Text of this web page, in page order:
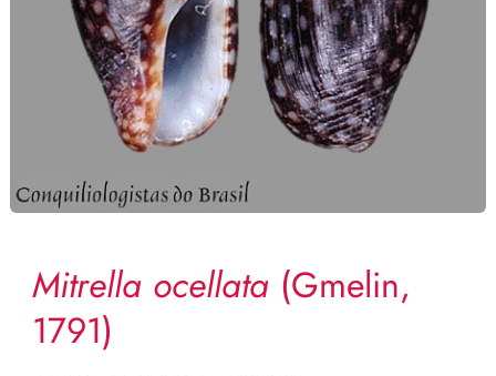
Mitrella ocellata(Gmelin,
1791)